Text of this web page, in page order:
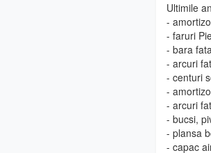
Ultimile
-
- faruri
- bara
- arcuri
- centuri
-
- arcuri
- bucsi,
- plansa
- capac